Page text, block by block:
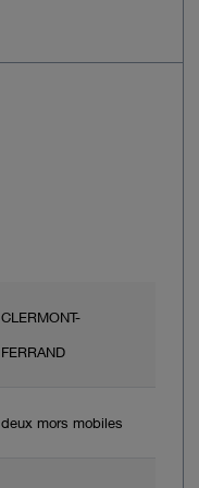
CLERMONT-
FERRAND
deux mors mobiles